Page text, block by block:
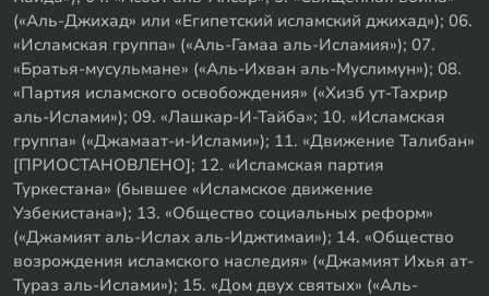
(«Аль-Джихад» или «Египетский исламский джихад»); 06.
«Исламская группа» («Аль-Гамаа аль-Исламия»); 07.
«Братья-мусульмане» («Аль-Ихван аль-Муслимун»); 08.
«Партия исламского освобождения» («Хизб ут-Тахрир
аль-Ислами»); 09. «Лашкар-И-Тайба»; 10. «Исламская
группа» («Джамаат-и-Ислами»); 11. «Движение Талибан»
[ПРИОСТАНОВЛЕНО]; 12. «Исламская партия
Туркестана» (бывшее «Исламское движение
Узбекистана»); 13. «Общество социальных реформ»
(«Джамият аль-Ислах аль-Иджтимаи»); 14. «Общество
возрождения исламского наследия» («Джамият Ихья ат-
Тураз аль-Ислами»); 15. «Дом двух святых» («Аль-